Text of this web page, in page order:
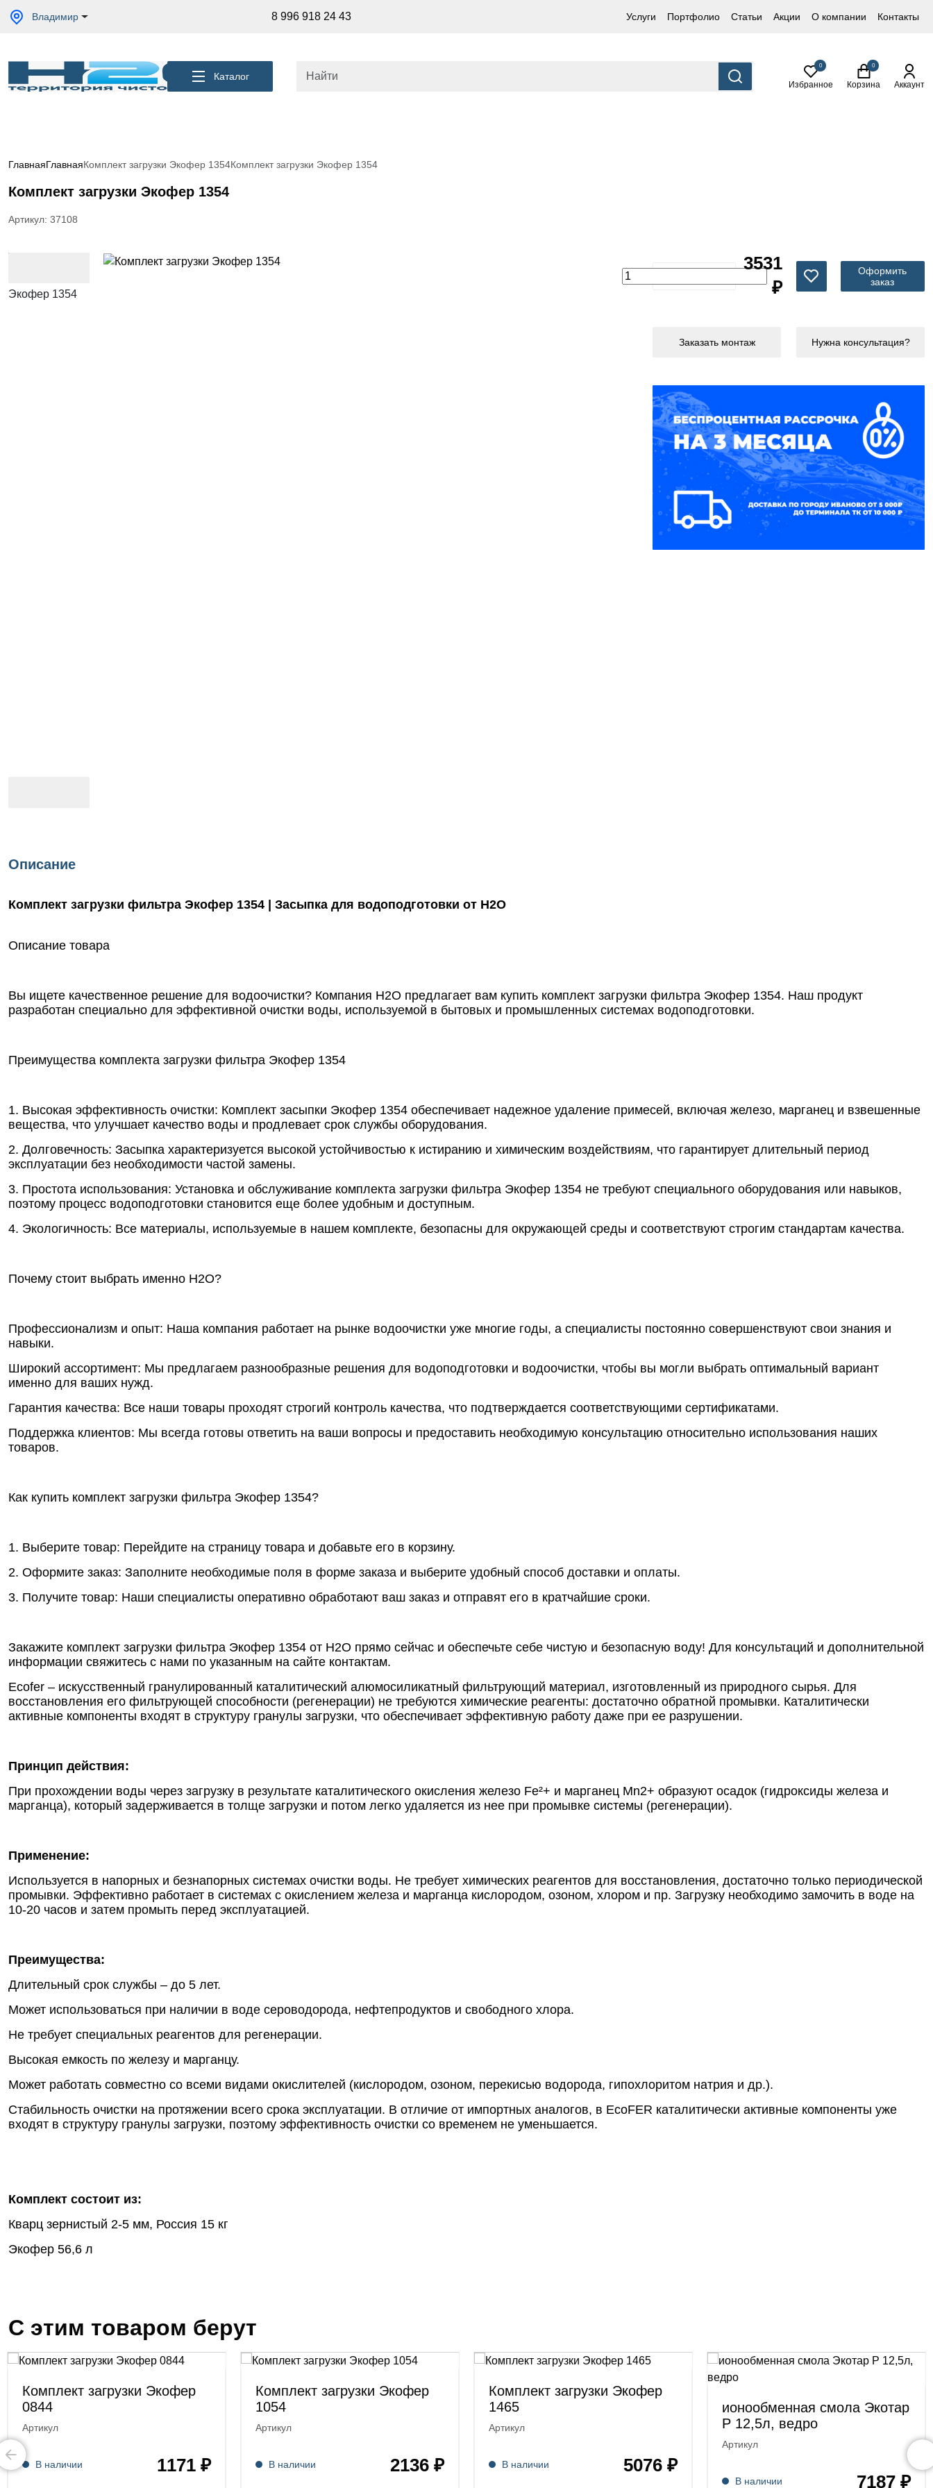
Владимир 8 996 918 24 43 Услуги Портфолио Статьи Акции О компании Контакты
Каталог
0
Избранное
0
Корзина Аккаунт
Акции
скважины
Фильтры
коттеджа
Септики
ГлавнаяГлавнаяКомплект загрузки Экофер 1354Комплект загрузки Экофер 1354
Комплект загрузки Экофер 1354
Артикул: 37108
3531
₽
Оформить
заказ
Заказать монтаж Нужна консультация?
Описание
Комплект загрузки фильтра Экофер 1354 | Засыпка для водоподготовки от Н2О
Описание товара
Вы ищете качественное решение для водоочистки? Компания Н2О предлагает вам купить комплект загрузки фильтра Экофер 1354. Наш продукт
разработан специально для эффективной очистки воды, используемой в бытовых и промышленных системах водоподготовки.
Преимущества комплекта загрузки фильтра Экофер 1354
1. Высокая эффективность очистки: Комплект засыпки Экофер 1354 обеспечивает надежное удаление примесей, включая железо, марганец и взвешенные
вещества, что улучшает качество воды и продлевает срок службы оборудования.
2. Долговечность: Засыпка характеризуется высокой устойчивостью к истиранию и химическим воздействиям, что гарантирует длительный период
эксплуатации без необходимости частой замены.
3. Простота использования: Установка и обслуживание комплекта загрузки фильтра Экофер 1354 не требуют специального оборудования или навыков,
поэтому процесс водоподготовки становится еще более удобным и доступным.
4. Экологичность: Все материалы, используемые в нашем комплекте, безопасны для окружающей среды и соответствуют строгим стандартам качества.
Почему стоит выбрать именно Н2О?
Профессионализм и опыт: Наша компания работает на рынке водоочистки уже многие годы, а специалисты постоянно совершенствуют свои знания и
навыки.
Широкий ассортимент: Мы предлагаем разнообразные решения для водоподготовки и водоочистки, чтобы вы могли выбрать оптимальный вариант
именно для ваших нужд.
Гарантия качества: Все наши товары проходят строгий контроль качества, что подтверждается соответствующими сертификатами.
Поддержка клиентов: Мы всегда готовы ответить на ваши вопросы и предоставить необходимую консультацию относительно использования наших
товаров.
Как купить комплект загрузки фильтра Экофер 1354?
1. Выберите товар: Перейдите на страницу товара и добавьте его в корзину.
2. Оформите заказ: Заполните необходимые поля в форме заказа и выберите удобный способ доставки и оплаты.
3. Получите товар: Наши специалисты оперативно обработают ваш заказ и отправят его в кратчайшие сроки.
Закажите комплект загрузки фильтра Экофер 1354 от Н2О прямо сейчас и обеспечьте себе чистую и безопасную воду! Для консультаций и дополнительной
информации свяжитесь с нами по указанным на сайте контактам.
Ecofer – искусственный гранулированный каталитический алюмосиликатный фильтрующий материал, изготовленный из природного сырья. Для
восстановления его фильтрующей способности (регенерации) не требуются химические реагенты: достаточно обратной промывки. Каталитически
активные компоненты входят в структуру гранулы загрузки, что обеспечивает эффективную работу даже при ее разрушении.
Принцип действия:
При прохождении воды через загрузку в результате каталитического окисления железо Fe²+ и марганец Mn2+ образуют осадок (гидроксиды железа и
марганца), который задерживается в толще загрузки и потом легко удаляется из нее при промывке системы (регенерации).
Применение:
Используется в напорных и безнапорных системах очистки воды. Не требует химических реагентов для восстановления, достаточно только периодической
промывки. Эффективно работает в системах с окислением железа и марганца кислородом, озоном, хлором и пр. Загрузку необходимо замочить в воде на
10-20 часов и затем промыть перед эксплуатацией.
Преимущества:
Длительный срок службы – до 5 лет.
Может использоваться при наличии в воде сероводорода, нефтепродуктов и свободного хлора.
Не требует специальных реагентов для регенерации.
Высокая емкость по железу и марганцу.
Может работать совместно со всеми видами окислителей (кислородом, озоном, перекисью водорода, гипохлоритом натрия и др.).
Стабильность очистки на протяжении всего срока эксплуатации. В отличие от импортных аналогов, в EcoFER каталитически активные компоненты уже
входят в структуру гранулы загрузки, поэтому эффективность очистки со временем не уменьшается.
Комплект состоит из:
Кварц зернистый 2-5 мм, Россия 15 кг
Экофер 56,6 л
С этим товаром берут
Комплект загрузки Экофер
0844
Артикул
В наличии 1171 ₽
Комплект загрузки Экофер
1054
Артикул
В наличии 2136 ₽
Комплект загрузки Экофер
1465
Артикул
В наличии 5076 ₽
ионообменная смола Экотар
Р 12,5л, ведро
Артикул
В наличии 7187 ₽